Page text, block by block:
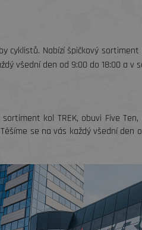
cyklistů. Nabízí špičkový
všední den od 9:00 do 18:00 a v
kol TREK, obuvi Five
se na vás každý všední den